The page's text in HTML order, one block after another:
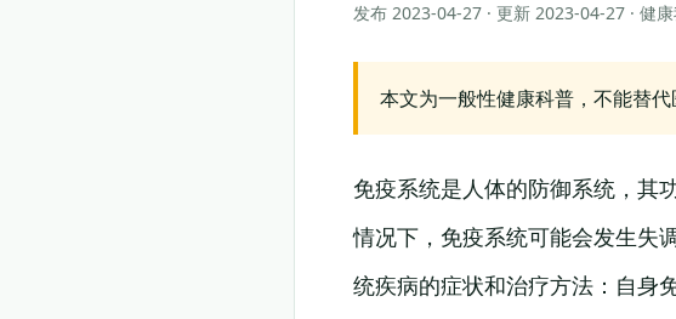
发布 2023-04-27 · 更新 2023-04-27 · 健
本文为一般性健康科普，不能替代
免疫系统是人体的防御系统，其
情况下，免疫系统可能会发生失
统疾病的症状和治疗方法：自身